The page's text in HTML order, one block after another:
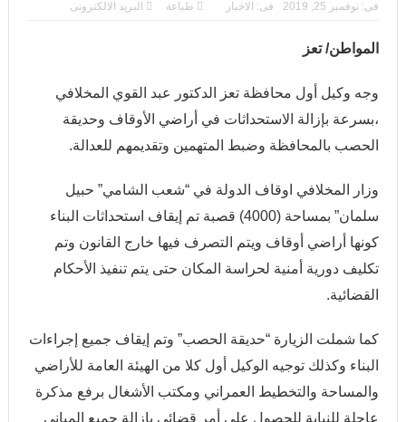
فى: نوفمبر 25, 2019 فى: الاخبار طباعة البريد الالكترونى
المواطن/ تعز
وجه وكيل أول محافظة تعز الدكتور عبد القوي المخلافي
،بسرعة بإزالة الاستحداثات في أراضي الأوقاف وحديقة
الحصب بالمحافظة وضبط المتهمين وتقديمهم للعدالة.
وزار المخلافي اوقاف الدولة في “شعب الشامي” حبيل
سلمان” بمساحة (4000) قصبة تم إيقاف استحداثات البناء
كونها أراضي أوقاف ويتم التصرف فيها خارج القانون وتم
تكليف دورية أمنية لحراسة المكان حتى يتم تنفيذ الأحكام
القضائية.
كما شملت الزيارة “حديقة الحصب” وتم إيقاف جميع إجراءات
البناء وكذلك توجيه الوكيل أول كلا من الهيئة العامة للأراضي
والمساحة والتخطيط العمراني ومكتب الأشغال برفع مذكرة
عاجلة للنيابة للحصول على أمر قضائي بإزالة جميع المباني